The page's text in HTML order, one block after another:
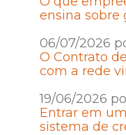
ensina sobre
06/07/2026
O Contrato
com a rede
19/06/2026
Entrar em
sistema de